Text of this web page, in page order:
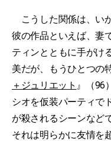
こうした関係は、い
彼の作品といえば、妻
ティンとともに手がけ
美だが、もうひとつの
＋ジュリエット 』（96
シオを仮装パーティで
が殺されるシーンなど
それは明らかに友情を